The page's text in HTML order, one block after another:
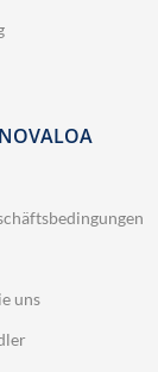
NOVALOA
uns